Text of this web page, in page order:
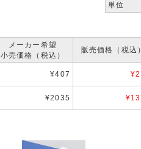
単位
メーカー希望
小売価格（税込）
販売価格（税込）
¥407 ¥
¥2035 ¥